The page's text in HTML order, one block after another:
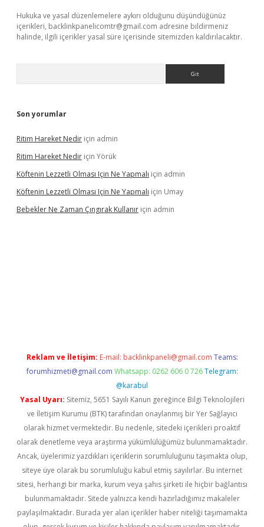
Hukuka ve yasal düzenlemelere aykırı olduğunu düşündüğünüz
içerikleri, backlinkpanelicomtr@gmail.com adresine bildirmeniz
halinde, ilgili içerikler yasal süre içerisinde sitemizden kaldırılacaktır.
Son yorumlar
Ritim Hareket Nedir için admin
Ritim Hareket Nedir için Yörük
Köftenin Lezzetli Olması Için Ne Yapmalı için admin
Köftenin Lezzetli Olması Için Ne Yapmalı için Umay
Bebekler Ne Zaman Çıngırak Kullanır için admin
Reklam ve İletişim: E-mail: backlinkpaneli@gmail.com Teams:
forumhizmeti@gmail.com Whatsapp: 0262 606 0 726 Telegram:
@karabul
Yasal Uyarı: Sitemiz, 5651 Sayılı Kanun gereğince Bilgi Teknolojileri
ve İletişim Kurumu (BTK) tarafından onaylanmış bir Yer Sağlayıcı
olarak hizmet vermektedir. Bu nedenle, sitedeki içerikleri proaktif
olarak denetleme veya araştırma yükümlülüğümüz bulunmamaktadır.
Ancak, üyelerimiz yazdıkları içeriklerin sorumluluğunu taşımakta olup,
siteye üye olarak bu sorumluluğu kabul etmiş sayılırlar. Bu internet
sitesi, herhangi bir marka, kurum veya şahıs şirketi ile hiçbir bağlantısı
bulunmamaktadır. Sitede yalnızca kendi hazırladığımız makaleler
paylaşılmaktadır. Burada yer alan içerikler haber niteliği taşımamakta